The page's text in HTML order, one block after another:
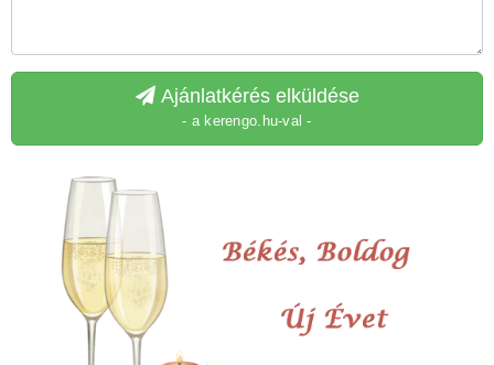
Ajánlatkérés elküldése
- a kerengo.hu-val -